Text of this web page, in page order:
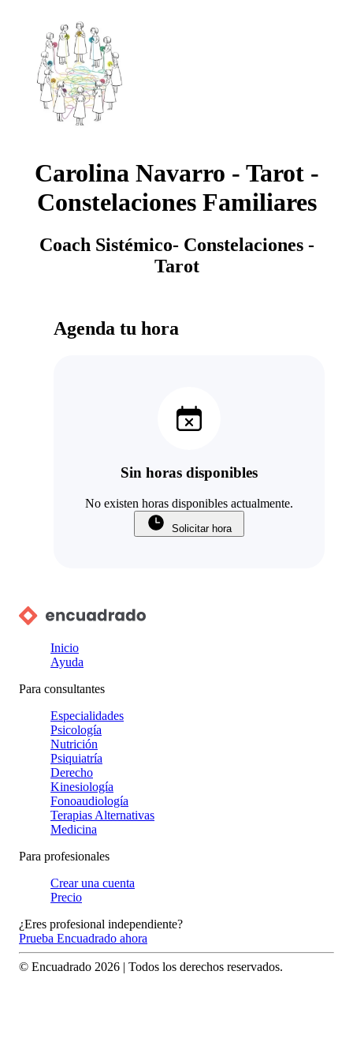
Carolina Navarro - Tarot -
Constelaciones Familiares
Coach Sistémico- Constelaciones -
Tarot
Agenda tu hora
Sin horas disponibles
No existen horas disponibles actualmente.
Solicitar hora
Inicio
Ayuda
Para consultantes
Especialidades
Psicología
Nutrición
Psiquiatría
Derecho
Kinesiología
Fonoaudiología
Terapias Alternativas
Medicina
Para profesionales
Crear una cuenta
Precio
¿Eres profesional independiente?
Prueba Encuadrado ahora
© Encuadrado 2026 | Todos los derechos reservados.